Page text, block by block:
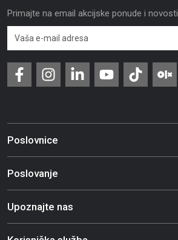
Primajte na email akcijske ponude i novosti
Poslovnice
Poslovanje
Upoznajte nas